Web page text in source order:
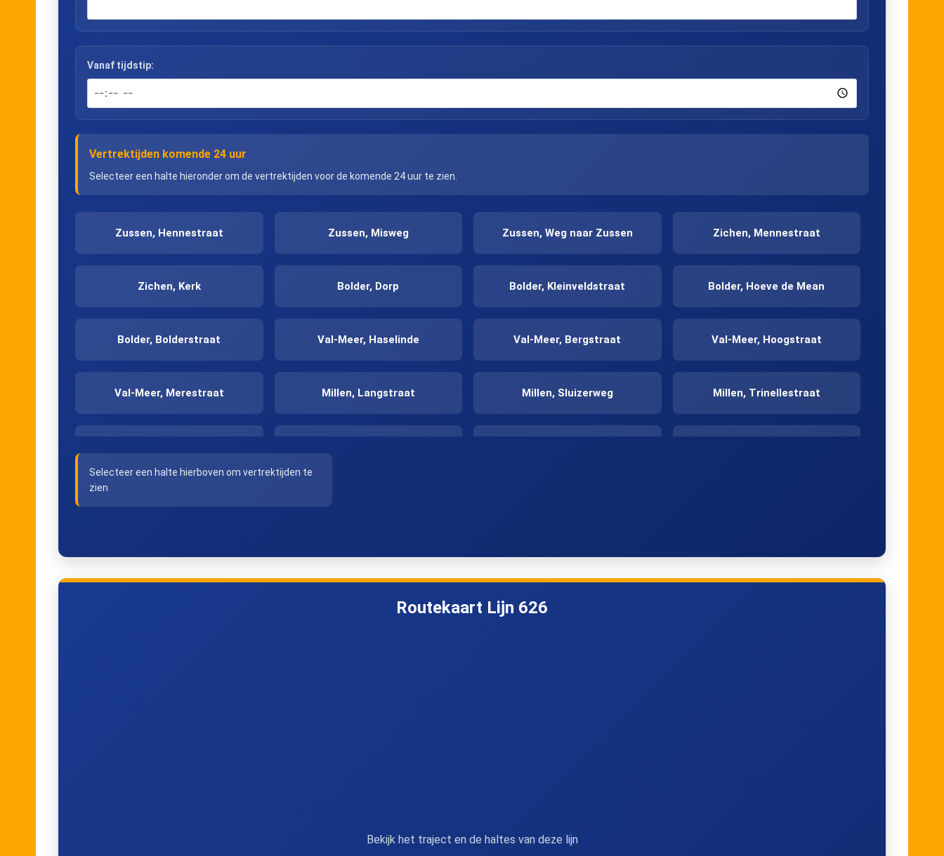
Vanaf tijdstip:
Vertrektijden komende 24 uur
Selecteer een halte hieronder om de vertrektijden voor de komende 24 uur te zien.
Zussen, Hennestraat Zussen, Misweg Zussen, Weg naar Zussen Zichen, Mennestraat
Zichen, Kerk Bolder, Dorp Bolder, Kleinveldstraat Bolder, Hoeve de Mean
Bolder, Bolderstraat Val-Meer, Haselinde Val-Meer, Bergstraat Val-Meer, Hoogstraat
Val-Meer, Merestraat Millen, Langstraat Millen, Sluizerweg Millen, Trinellestraat
Selecteer een halte hierboven om vertrektijden te
zien
Routekaart Lijn 626
Bekijk het traject en de haltes van deze lijn